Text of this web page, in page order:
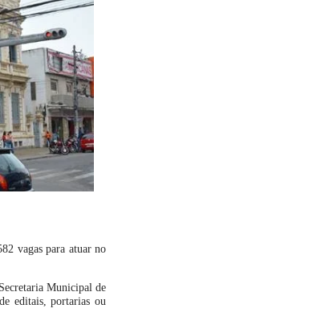
vagas para atuar no
Municipal de
editais, portarias ou